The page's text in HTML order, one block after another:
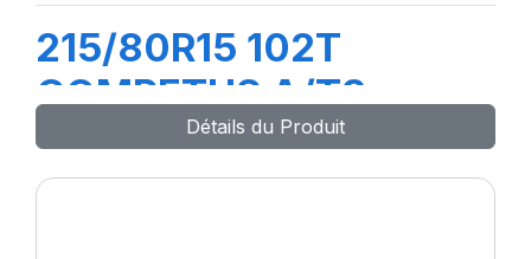
215/80R15 102T
COMPETUS A/T3
Détails du Produit